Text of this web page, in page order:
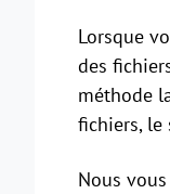
Lorsque
des
méthode
fichiers, le
Nous